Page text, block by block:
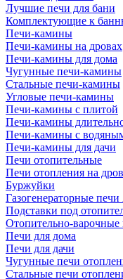
Лучшие печи для бани
Комплектующие к
Печи-камины
Печи-камины на дровах
Печи-камины для дома
Чугунные печи-камины
Стальные печи-камины
Угловые печи-камины
Печи-камины с плитой
Печи-камины
Печи-камины с
Печи-камины для дачи
Печи отопительные
Печи отопления на
Буржуйки
Газогенераторные
Подставки под
Отопительно-варочные
Печи для дома
Печи для дачи
Чугунные печи
Стальные печи